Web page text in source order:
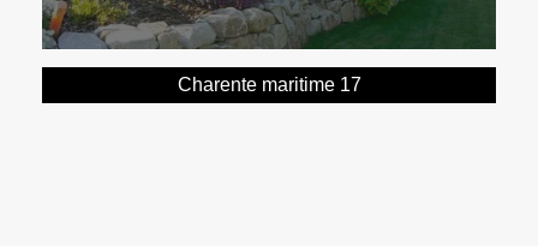
Charente maritime 17